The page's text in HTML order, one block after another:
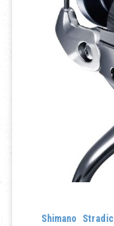
Shimano Stradic